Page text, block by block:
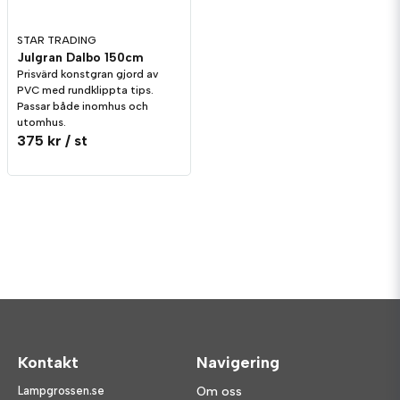
STAR TRADING
Julgran Dalbo 150cm
Prisvärd konstgran gjord av
PVC med rundklippta tips.
Passar både inomhus och
utomhus.
375 kr / st
Kontakt
Lampgrossen.se
Navigering
Om oss